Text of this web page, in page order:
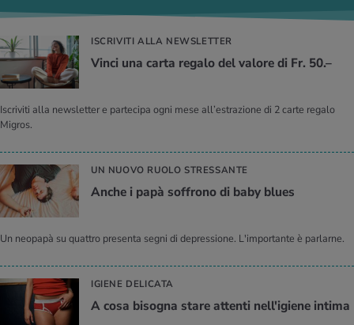
ISCRIVITI ALLA NEWSLETTER
Vinci una carta regalo del valore di Fr. 50.–
Iscriviti alla newsletter e partecipa ogni mese all’estrazione di 2 carte regalo
Migros.
UN NUOVO RUOLO STRESSANTE
Anche i papà soffrono di baby blues
Un neopapà su quattro presenta segni di depressione. L'importante è parlarne.
IGIENE DELICATA
A cosa bisogna stare attenti nell'igiene intima